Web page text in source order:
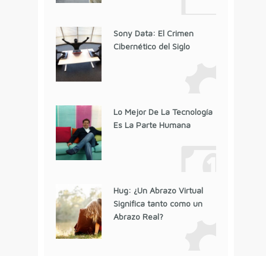
Sony Data: El Crimen
Cibernético del Siglo
Lo Mejor De La Tecnología
Es La Parte Humana
Hug: ¿Un Abrazo Virtual
Significa tanto como un
Abrazo Real?